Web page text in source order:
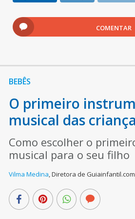
COMENTAR
BEBÊS
O primeiro
musical das
Como escolher o
musical para o seu filho
Vilma Medina,Diretora de Guiainfantil.com